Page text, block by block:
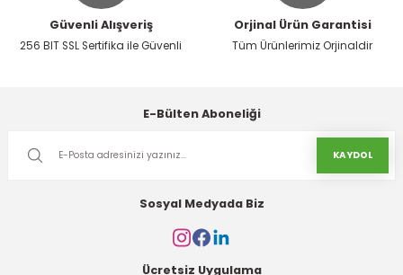
Güvenli Alışveriş
256 BIT SSL Sertifika ile Güvenli
Orjinal Ürün Garantisi
Tüm Ürünlerimiz Orjinaldir
E-Bülten Aboneliği
KAYDOL
Sosyal Medyada Biz
Ücretsiz Uygulama